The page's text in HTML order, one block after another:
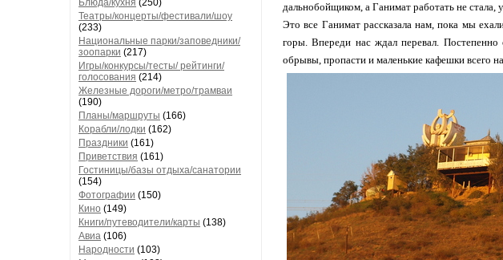
Блюда/кухня (250)
Театры/концерты/фестивали/шоу
(233)
Национальные парки/заповедники/
зоопарки (217)
Игры/конкурсы/тесты/ рейтинги/
голосования (214)
Железные дороги/метро/трамваи
(190)
Планы/маршруты (166)
Корабли/лодки (162)
Праздники (161)
Приветствия (161)
Гостиницы/базы отдыха/санатории
(154)
Фотографии (150)
Кино (149)
Книги/путеводители/карты (138)
Авиа (106)
Народности (103)
дальнобойщиком, а Ганимат работать не
Это все Ганимат рассказала нам, пока мы
горы. Впереди нас ждал перевал.
обрывы, пропасти и маленькие кафешки всего